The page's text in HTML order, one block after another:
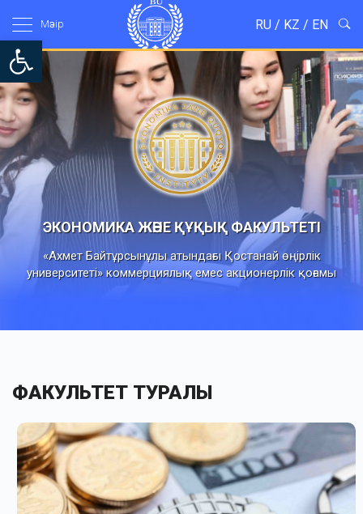
Open toolbar
Мәзір RU / KZ / EN
ЭКОНОМИКА ЖӘНЕ ҚҰҚЫҚ ФАКУЛЬТЕТІ
«Ахмет Байтұрсынұлы атындағы Қостанай өңірлік
университеті» коммерциялық емес акционерлік қоғамы
ФАКУЛЬТЕТ ТУРАЛЫ